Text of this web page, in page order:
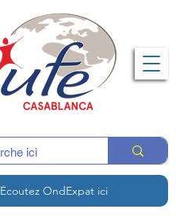
Écoutez OndExpat ici